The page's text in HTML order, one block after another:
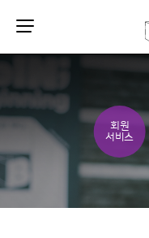
회원
서비스